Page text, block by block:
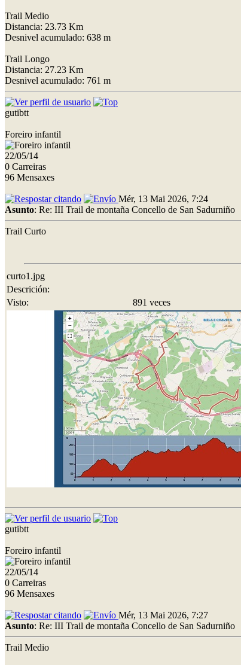
Trail Medio
Distancia: 23.73 Km
Desnivel acumulado: 638 m
Trail Longo
Distancia: 27.23 Km
Desnivel acumulado: 761 m
gutibtt
Foreiro infantil
22/05/14
0 Carreiras
96 Mensaxes
Mér, 13 Mai 2026, 7:24
Asunto: Re: III Trail de montaña Concello de San Sadurniño
Trail Curto
curto1.jpg
Descrición:
Visto:
891 veces
gutibtt
Foreiro infantil
22/05/14
0 Carreiras
96 Mensaxes
Mér, 13 Mai 2026, 7:27
Asunto: Re: III Trail de montaña Concello de San Sadurniño
Trail Medio